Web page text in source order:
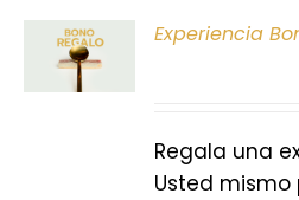
Experiencia
Regala una
Usted